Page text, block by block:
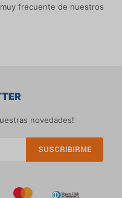
frecuente de nuestros
novedades!
SUSCRIBIRME